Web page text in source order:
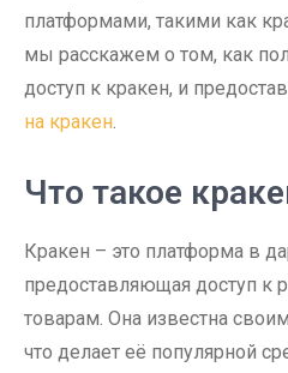
платформами, такими как
мы расскажем о том, как
доступ к кракен, и
на кракен.
Что такое
Кракен – это платформа в
предоставляющая доступ к
товарам. Она известна
что делает её популярной